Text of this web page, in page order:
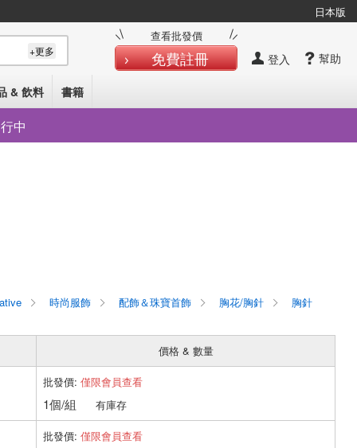
日本版
幫助
登入
查看批發價
免費註冊
+更多
& 飲料 書籍
中
時尚服飾 配飾＆珠寶首飾 胸花/胸針
胸針
價格 & 數量
批發價: 僅限會員查看
1個/組 有庫存
批發價: 僅限會員查看